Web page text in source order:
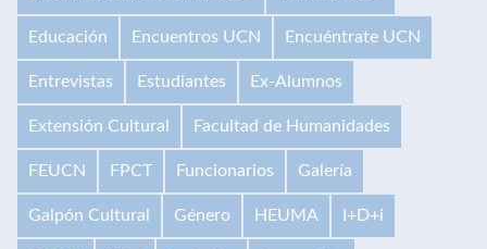
Educación Encuentros UCN Encuéntrate UCN
Entrevistas Estudiantes Ex-Alumnos
Extensión Cultural Facultad de Humanidades
FEUCN FPCT Funcionarios Galería
Galpón Cultural Género HEUMA I+D+i